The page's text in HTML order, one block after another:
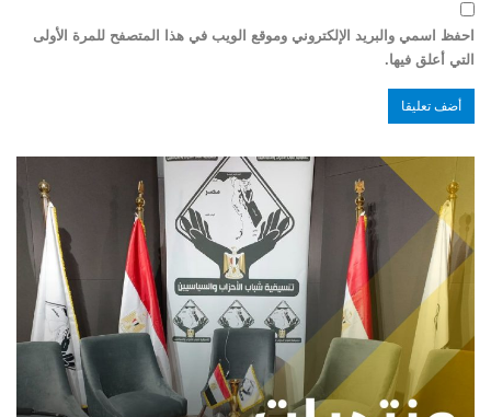
احفظ اسمي والبريد الإلكتروني وموقع الويب في هذا المتصفح للمرة الأولى
التي أعلق فيها.